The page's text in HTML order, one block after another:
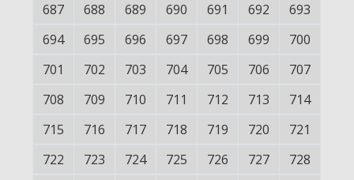
687
688 689 690 691 692
693
694
695 696 697 698 699
700
701
702 703 704 705 706
707
708
709 710 711 712 713
714
715
716 717 718 719 720
721
722
723 724 725 726 727
728